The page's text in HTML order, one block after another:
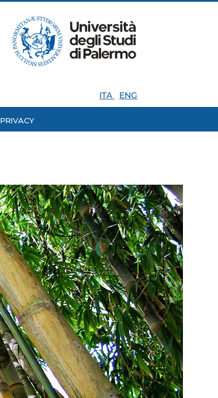
ITA ENG
PRIVACY